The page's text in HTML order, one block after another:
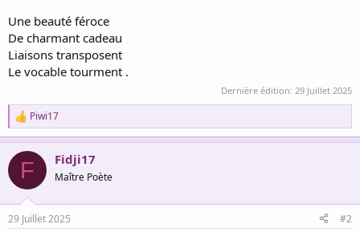
Une beauté féroce
De charmant cadeau
Liaisons transposent
Le vocable tourment .
Dernière édition: 29 Juillet 2025
R
e
a
c
i
s
Piwi17
F Fidji17
Maître Poète
29 Juillet 2025 #2